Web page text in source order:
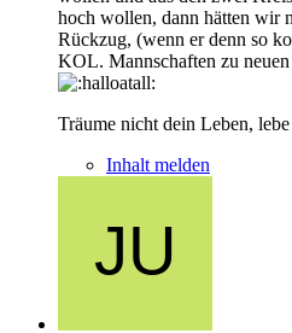
hoch wollen, dann hätten wir
Rückzug, (wenn er denn so
KOL. Mannschaften zu
Träume nicht dein Leben,
Inhalt melden